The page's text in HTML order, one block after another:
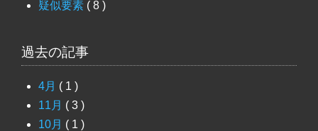
疑似要素 ( 8 )
過去の記事
4月 ( 1 )
11月 ( 3 )
10月 ( 1 )